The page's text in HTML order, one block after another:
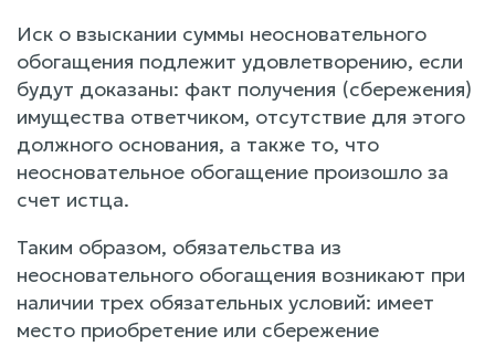
Иск о взыскании суммы неосновательного
обогащения подлежит удовлетворению, если
будут доказаны: факт получения (сбережения)
имущества ответчиком, отсутствие для этого
должного основания, а также то, что
неосновательное обогащение произошло за
счет истца.
Таким образом, обязательства из
неосновательного обогащения возникают при
наличии трех обязательных условий: имеет
место приобретение или сбережение